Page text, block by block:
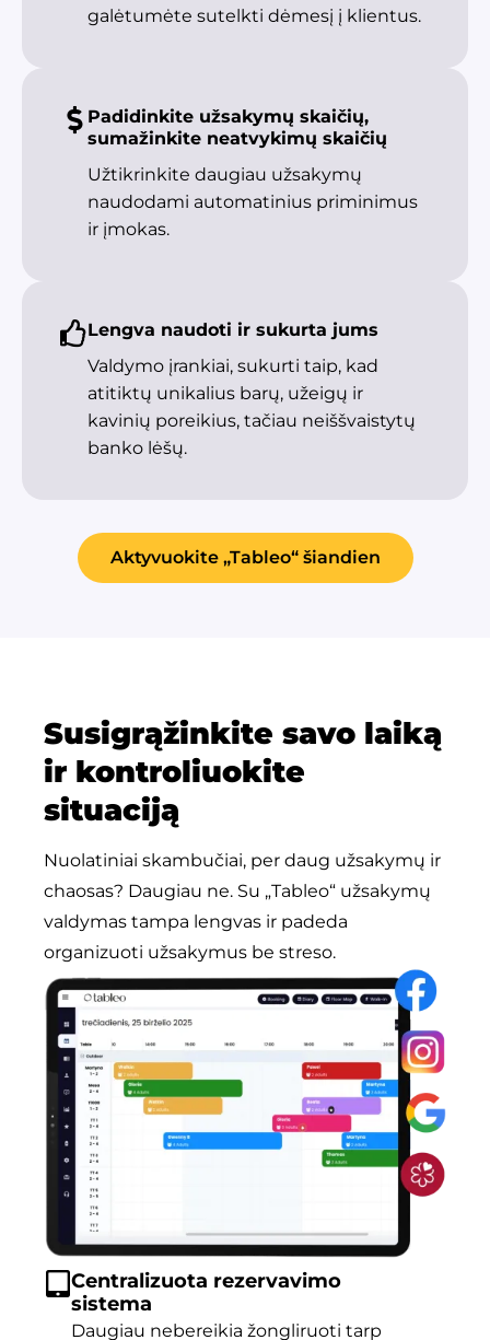
galėtumėte sutelkti dėmesį į klientus.
Padidinkite užsakymų skaičių,
sumažinkite neatvykimų skaičių
Užtikrinkite daugiau užsakymų
naudodami automatinius priminimus
ir įmokas.
Lengva naudoti ir sukurta jums
Valdymo įrankiai, sukurti taip, kad
atitiktų unikalius barų, užeigų ir
kavinių poreikius, tačiau neiššvaistytų
banko lėšų.
Aktyvuokite „Tableo“ šiandien
Susigrąžinkite savo laiką
ir kontroliuokite
situaciją
Nuolatiniai skambučiai, per daug užsakymų ir
chaosas? Daugiau ne. Su „Tableo“ užsakymų
valdymas tampa lengvas ir padeda
organizuoti užsakymus be streso.
Centralizuota rezervavimo
sistema
Daugiau nebereikia žongliruoti tarp